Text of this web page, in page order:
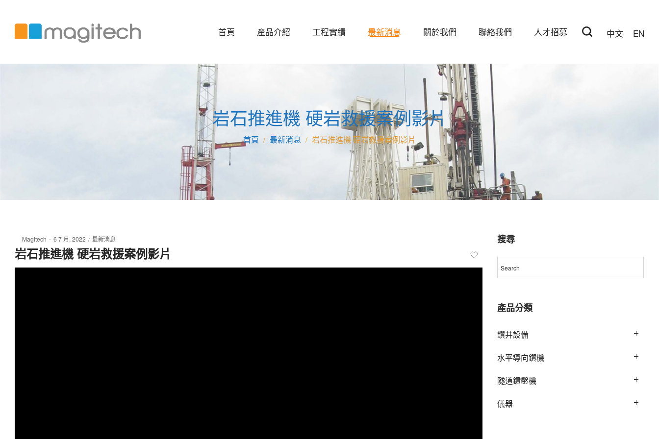
中文 EN
首頁 產品介紹 工程實績 最新消息 關於我們 聯絡我們 人才招募
岩石推進機 硬岩救援案例影片
/ 最新消息 / 岩石推進機 硬岩救援案例影片
Magitech
Posted
on
6 7 月, 2022
Posted
in
最新消息
岩石推進機 硬岩救援案例影片
搜尋
產品分類
鑽井設備
水平導向鑽機
隧道鑽鑿機
儀器